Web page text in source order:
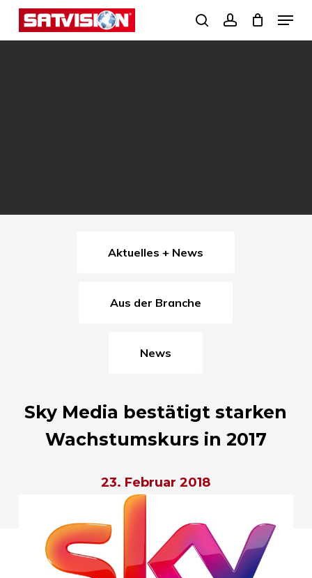
Skip
search
Menu
Aktuelles + News
Aus der Branche
News
Sky Media bestätigt starken
Wachstumskurs in 2017
23. Februar 2018